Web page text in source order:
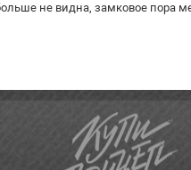
не видна, замковое пора